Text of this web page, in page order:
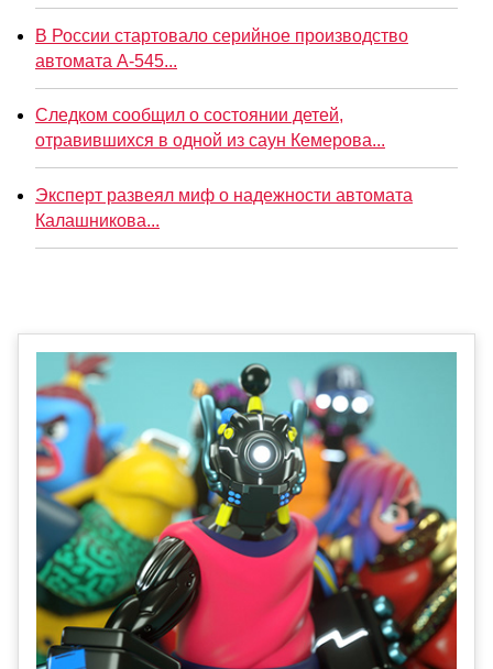
В России стартовало серийное производство
автомата А-545...
Следком сообщил о состоянии детей,
отравившихся в одной из саун Кемерова...
Эксперт развеял миф о надежности автомата
Калашникова...